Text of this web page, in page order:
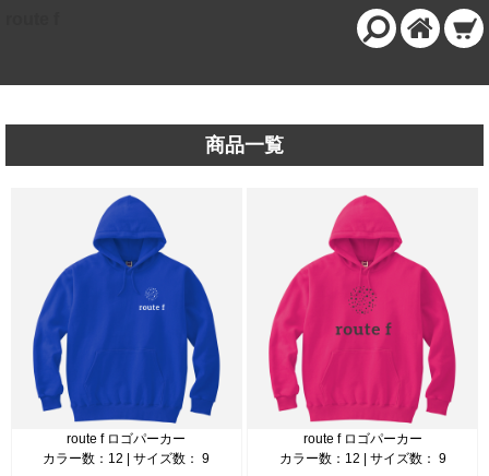
商品一覧
route f ロゴパーカー
カラー数：12 | サイズ数： 9
route f ロゴパーカー
カラー数：12 | サイズ数： 9